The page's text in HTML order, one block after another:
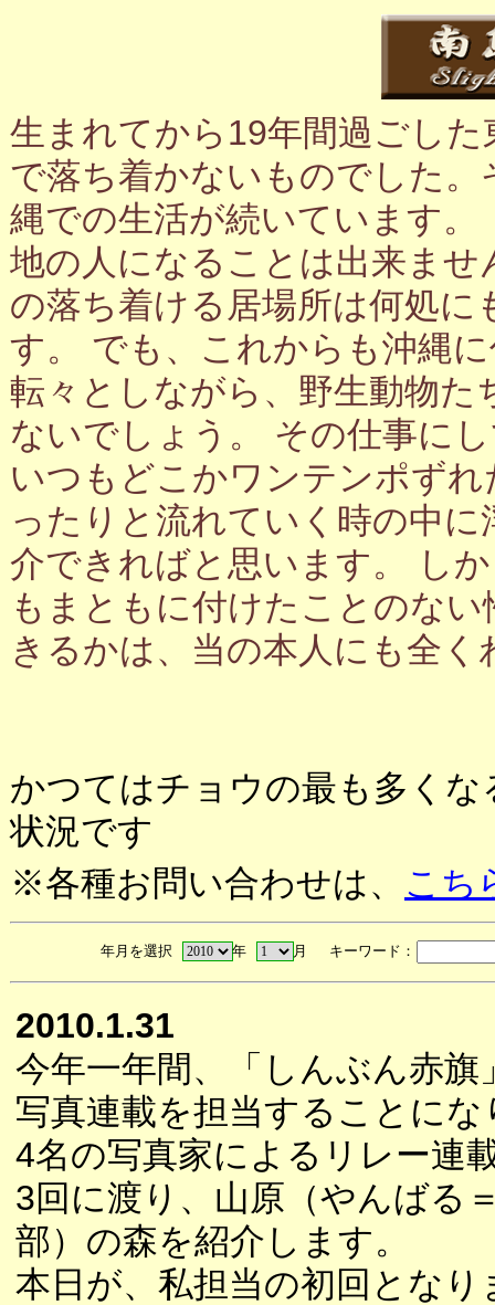
生まれてから19年間過ごし
で落ち着かないものでした
縄での生活が続いています
地の人になることは出来ま
の落ち着ける居場所は何処
す。 でも、これからも沖縄
転々としながら、野生動物
ないでしょう。 その仕事に
いつもどこかワンテンポず
ったりと流れていく時の中
介できればと思います。 し
もまともに付けたことのな
きるかは、当の本人にも全く
かつてはチョウの最も多く
状況です
※各種お問い合わせは、 こち
年月を選択 年 月 キーワード：
2010.1.31
今年一年間、「しんぶん赤旗
写真連載を担当することに
4名の写真家によるリレー連
3回に渡り、山原（やんばる
部）の森を紹介します。
本日が、私担当の初回となり